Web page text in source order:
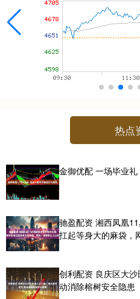
热点
金御优配 一场毕业
驰盈配资 湘西凤凰
扛起等身大的麻袋，
创利配资 良庆区大
动消除榕树安全隐患